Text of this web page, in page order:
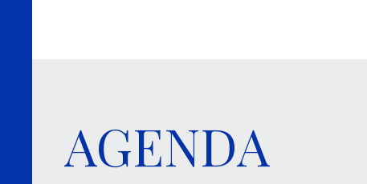
AGENDA